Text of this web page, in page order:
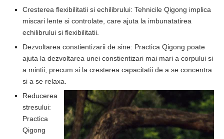
Cresterea flexibilitatii si echilibrului: Tehnicile Qigong implica
miscari lente si controlate, care ajuta la imbunatatirea
echilibrului si flexibilitatii.
Dezvoltarea constientizarii de sine: Practica Qigong poate
ajuta la dezvoltarea unei constientizari mai mari a corpului si
a mintii, precum si la cresterea capacitatii de a se concentra
si a se relaxa.
Reducerea
stresului:
Practica
Qigong